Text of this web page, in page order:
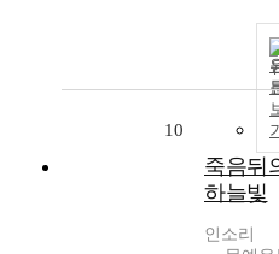
10
죽음뒤
하늘빛
인소리